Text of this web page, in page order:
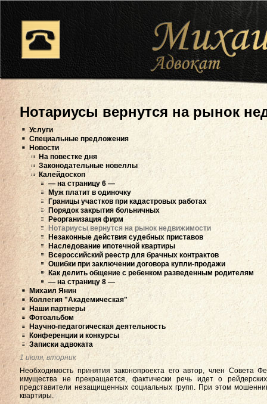
Нотариусы вернутся на рынок
Услуги
Специальные предложения
Новости
На повестке дня
Законодательные новеллы
Калейдоскоп
— на страницу 6 —
Муж платит в одиночку
Границы участков при кадастровых работах
Порядок закрытия больничных
Реорганизация фирм
Нотариусы вернутся на рынок недвижимости
Незаконные действия судебных приставов
Наследование ипотечной квартиры
Всероссийский реестр для брачных контрактов
Ошибки при заключении договора купли-продажи
Как делить общение с ребенком разведенным родителям
— на страницу 8 —
Михаил Янин
Коллегия "Академическая"
Наши партнеры
Фотоальбом
Научно-педагогическая деятельность
Конференции и конкурсы
Записки адвоката
1 июля, вторник
Необходимость принятия законопроекта его автор, член Совета
имущества не прекращается, фактически речь идет о
представители незащищенных социальных групп. При этом
квартиры.